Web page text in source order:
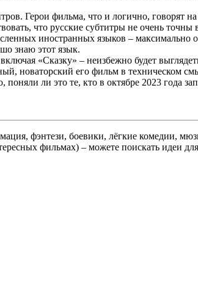
Герои фильма, что и логично, говорят
что русские субтитры не очень
иностранных языков –
знаю этот язык.
«Сказку» – неизбежно будет
новаторский его фильм в техническом
ли это те, кто в октябре 2023 года
фэнтези, боевики, лёгкие комедии,
фильмах) – можете поискать идеи